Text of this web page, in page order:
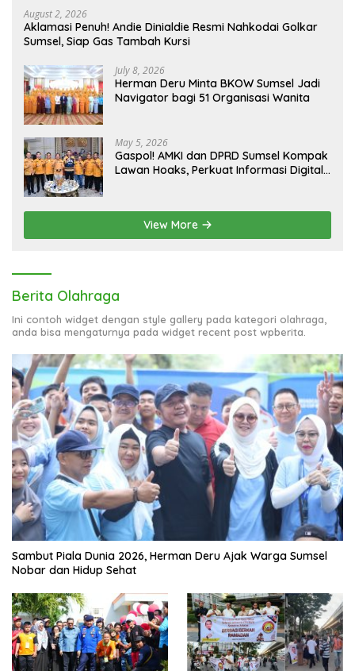
August 2, 2026
Aklamasi Penuh! Andie Dinialdie Resmi Nahkodai Golkar
Sumsel, Siap Gas Tambah Kursi
July 8, 2026
Herman Deru Minta BKOW Sumsel Jadi
Navigator bagi 51 Organisasi Wanita
May 5, 2026
Gaspol! AMKI dan DPRD Sumsel Kompak
Lawan Hoaks, Perkuat Informasi Digital
View More
Berita Olahraga
Ini contoh widget dengan style gallery pada kategori olahraga,
anda bisa mengaturnya pada widget recent post wpberita.
Sambut Piala Dunia 2026, Herman Deru Ajak Warga Sumsel
Nobar dan Hidup Sehat